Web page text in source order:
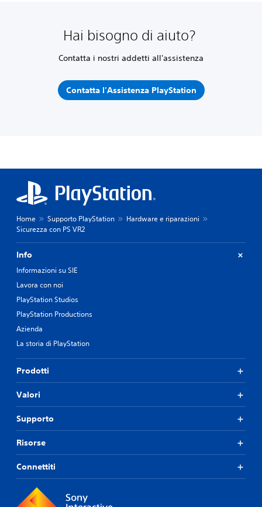
Hai bisogno di aiuto?
Contatta i nostri addetti all'assistenza
Contatta l'Assistenza PlayStation
Home Supporto PlayStation
Hardware e riparazioni
Sicurezza con PS VR2
Info
Informazioni su SIE
Lavora con noi
PlayStation Studios
PlayStation Productions
Azienda
La storia di PlayStation
Prodotti
Valori
Supporto
Risorse
Connettiti